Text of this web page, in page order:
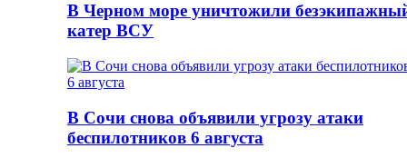
В Черном море уничтожили
катер ВСУ
В Сочи снова объявили угрозу атаки
беспилотников 6 августа